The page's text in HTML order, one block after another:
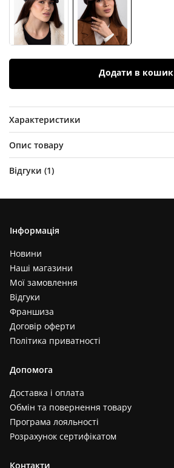
Додати в кошик
Характеристики
Опис товару
Відгуки (1)
Інформація
Новини
Наші магазини
Мої замовлення
Відгуки
Франшиза
Договір оферти
Політика приватності
Допомога
Доставка і оплата
Обмін та повернення товару
Програма лояльності
Розрахунок сертифікатом
Контакти